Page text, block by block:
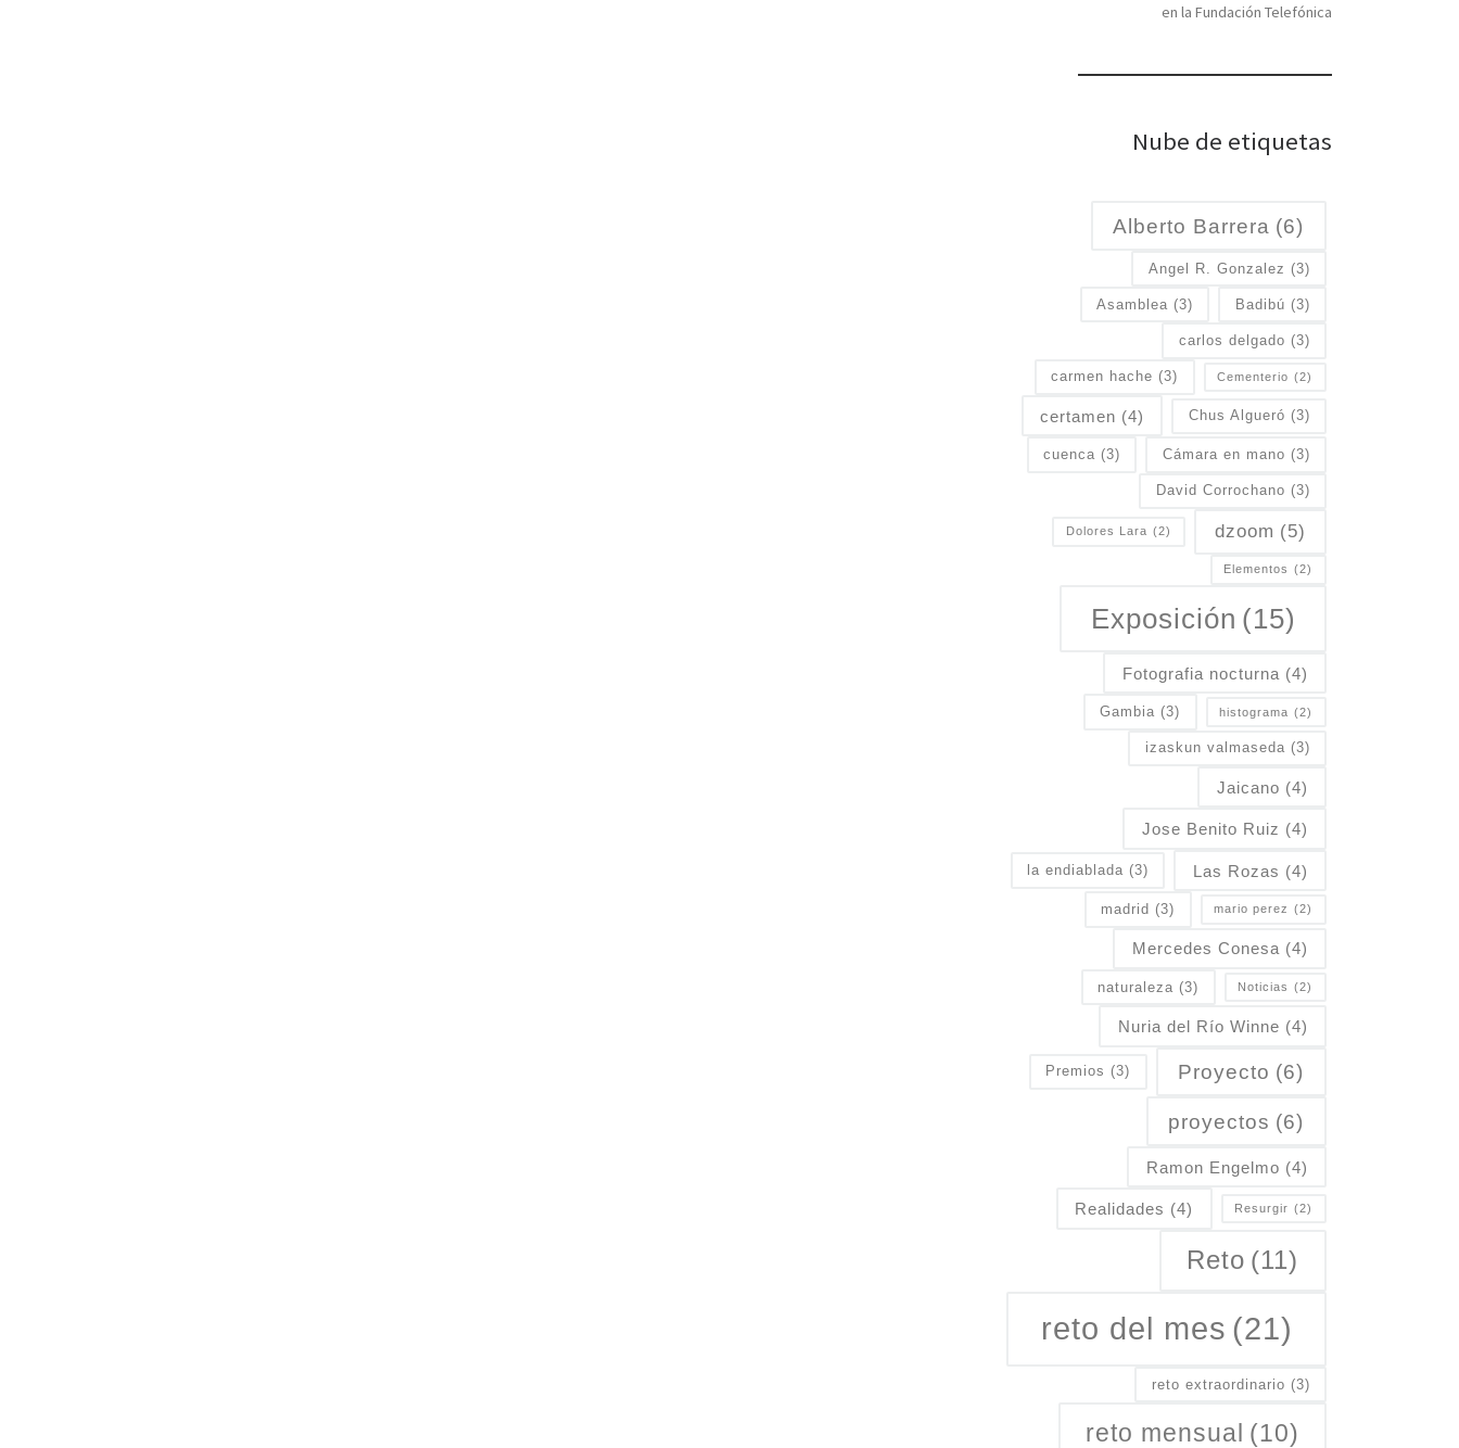
en la Fundación Telefónica
Nube de etiquetas
Alberto Barrera (6)
Angel R. Gonzalez (3)
Asamblea (3) Badibú (3)
carlos delgado (3)
carmen hache (3) Cementerio (2)
certamen (4) Chus Algueró (3)
cuenca (3) Cámara en mano (3)
David Corrochano (3)
Dolores Lara (2) dzoom (5)
Elementos (2)
Exposición (15)
Fotografia nocturna (4)
Gambia (3) histograma (2)
izaskun valmaseda (3)
Jaicano (4)
Jose Benito Ruiz (4)
la endiablada (3) Las Rozas (4)
madrid (3) mario perez (2)
Mercedes Conesa (4)
naturaleza (3) Noticias (2)
Nuria del Río Winne (4)
Premios (3) Proyecto (6)
proyectos (6)
Ramon Engelmo (4)
Realidades (4) Resurgir (2)
Reto (11)
reto del mes (21)
reto extraordinario (3)
reto mensual (10)